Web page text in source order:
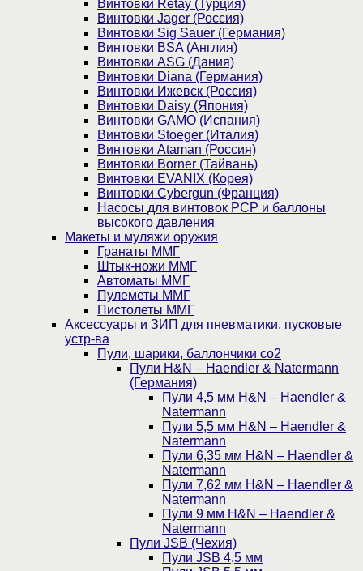
Винтовки Retay (Турция)
Винтовки Jager (Россия)
Винтовки Sig Sauer (Германия)
Винтовки BSA (Англия)
Винтовки ASG (Дания)
Винтовки Diana (Германия)
Винтовки Ижевск (Россия)
Винтовки Daisy (Япония)
Винтовки GAMO (Испания)
Винтовки Stoeger (Италия)
Винтовки Ataman (Россия)
Винтовки Borner (Тайвань)
Винтовки EVANIX (Корея)
Винтовки Cybergun (Франция)
Насосы для винтовок PCP и баллоны
высокого давления
Макеты и муляжи оружия
Гранаты ММГ
Штык-ножи ММГ
Автоматы ММГ
Пулеметы ММГ
Пистолеты ММГ
Аксессуары и ЗИП для пневматики, пусковые
устр-ва
Пули, шарики, баллончики со2
Пули H&N – Haendler & Natermann
(Германия)
Пули 4,5 мм H&N – Haendler &
Natermann
Пули 5,5 мм H&N – Haendler &
Natermann
Пули 6,35 мм H&N – Haendler &
Natermann
Пули 7,62 мм H&N – Haendler &
Natermann
Пули 9 мм H&N – Haendler &
Natermann
Пули JSB (Чехия)
Пули JSB 4,5 мм